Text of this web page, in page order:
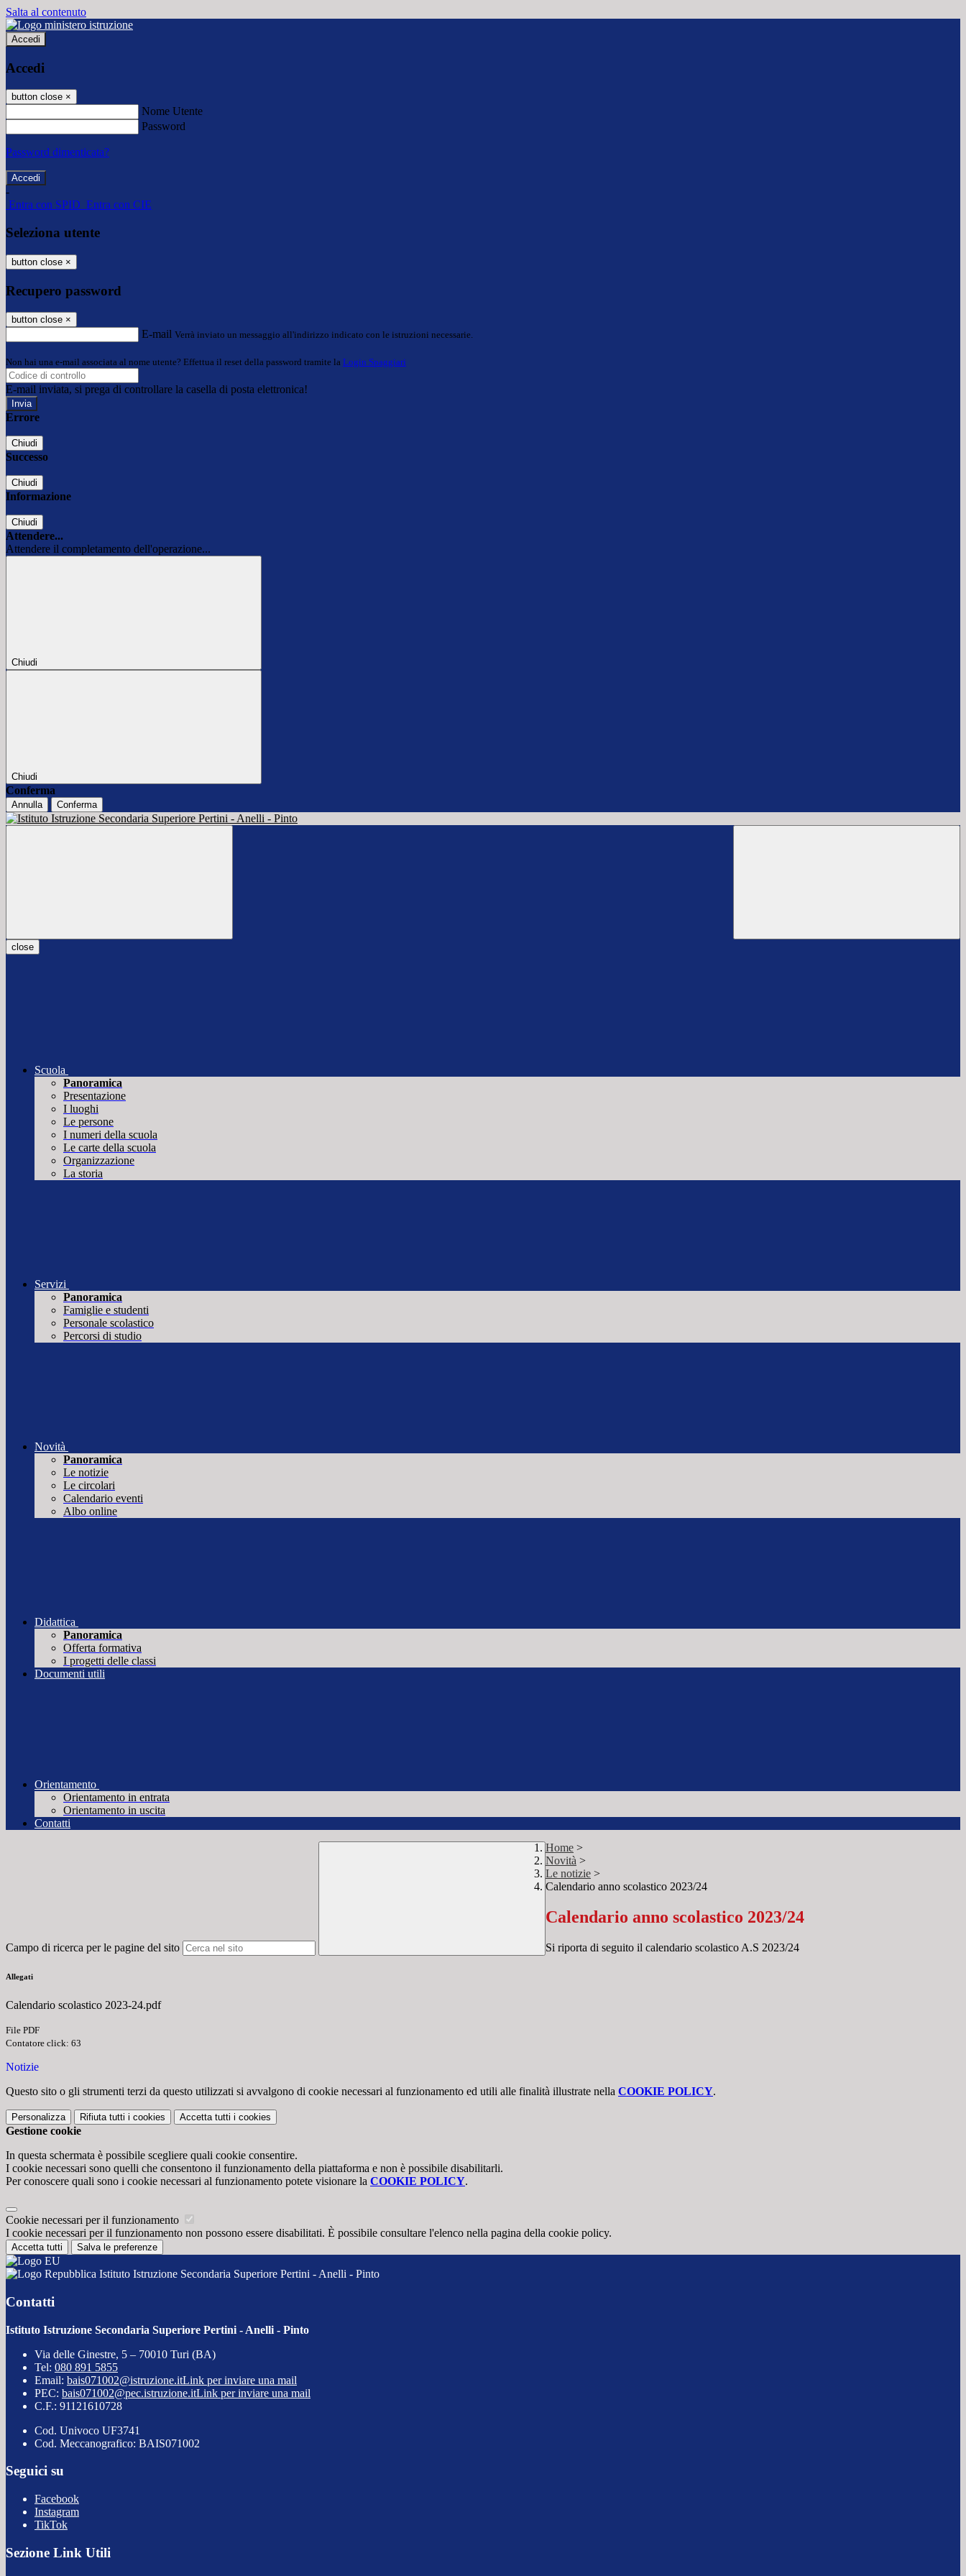
Salta al contenuto
Accedi
Accedi
button close ×
Nome Utente
Password
Password dimenticata?
-
Entra con SPID Entra con CIE
Seleziona utente
button close ×
Recupero password
button close ×
E-mail Verrà inviato un messaggio all'indirizzo indicato con le istruzioni necessarie.
Non hai una e-mail associata al nome utente? Effettua il reset della password tramite la Login Spaggiari
E-mail inviata, si prega di controllare la casella di posta elettronica!
Errore
Chiudi
Successo
Chiudi
Informazione
Chiudi
Attendere...
Attendere il completamento dell'operazione...
Chiudi
Chiudi
Conferma
Annulla Conferma
close
Scuola
Panoramica
Presentazione
I luoghi
Le persone
I numeri della scuola
Le carte della scuola
Organizzazione
La storia
Servizi
Panoramica
Famiglie e studenti
Personale scolastico
Percorsi di studio
Novità
Panoramica
Le notizie
Le circolari
Calendario eventi
Albo online
Didattica
Panoramica
Offerta formativa
I progetti delle classi
Documenti utili
Orientamento
Orientamento in entrata
Orientamento in uscita
Contatti
Campo di ricerca per le pagine del sito
Home >
Novità >
Le notizie >
Calendario anno scolastico 2023/24
Calendario anno scolastico 2023/24
Si riporta di seguito il calendario scolastico A.S 2023/24
Allegati
Calendario scolastico 2023-24.pdf
File PDF
Contatore click: 63
Notizie
Questo sito o gli strumenti terzi da questo utilizzati si avvalgono di cookie necessari al funzionamento ed utili alle finalità illustrate nella COOKIE POLICY.
Personalizza Rifiuta tutti i cookies Accetta tutti i cookies
Gestione cookie
In questa schermata è possibile scegliere quali cookie consentire.
I cookie necessari sono quelli che consentono il funzionamento della piattaforma e non è possibile disabilitarli.
Per conoscere quali sono i cookie necessari al funzionamento potete visionare la COOKIE POLICY.
Cookie necessari per il funzionamento
I cookie necessari per il funzionamento non possono essere disabilitati. È possibile consultare l'elenco nella pagina della cookie policy.
Accetta tutti Salva le preferenze
Istituto Istruzione Secondaria Superiore Pertini - Anelli - Pinto
Contatti
Istituto Istruzione Secondaria Superiore Pertini - Anelli - Pinto
Via delle Ginestre, 5 – 70010 Turi (BA)
Tel: 080 891 5855
Email: bais071002@istruzione.itLink per inviare una mail
PEC: bais071002@pec.istruzione.itLink per inviare una mail
C.F.: 91121610728
Cod. Univoco UF3741
Cod. Meccanografico: BAIS071002
Seguici su
Facebook
Instagram
TikTok
Sezione Link Utili